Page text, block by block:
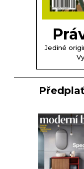
Jediné